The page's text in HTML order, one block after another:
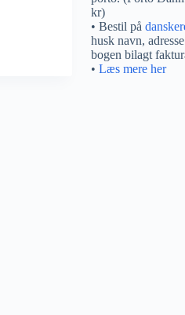
kr)
• Bestil på
husk navn,
bogen bilagt
•Læs mere her